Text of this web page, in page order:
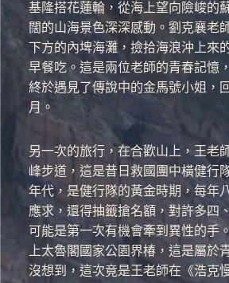
基隆搭花蓮輪，從海上望向險峻的
闊的山海景色深深感動。劉克襄老
下方的內埤海灘，撿拾海浪沖上來
早餐吃。這是兩位老師的青春記憶
終於遇見了傳說中的金馬號小姐，
月。
另一次的旅行，在合歡山上，王老
峰步道，這是昔日救國團中橫健行
年代，是健行隊的黃金時期，每年
應求，還得抽籤搶名額，對許多四
可能是第一次有機會牽到異性的手
上太魯閣國家公園界椿，這是屬於
沒想到，這次竟是王老師在《浩克